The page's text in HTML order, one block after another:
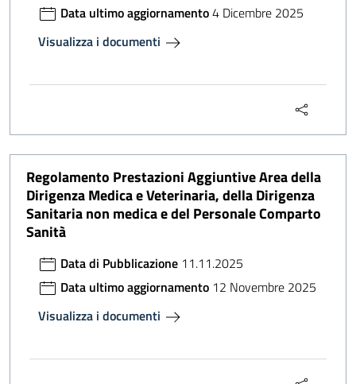
Data ultimo aggiornamento4 Dicembre 2025
Visualizza i documenti
Regolamento Prestazioni Aggiuntive Area della
Dirigenza Medica e Veterinaria, della Dirigenza
Sanitaria non medica e del Personale Comparto
Sanità
Data di Pubblicazione 11.11.2025
Data ultimo aggiornamento 12 Novembre 2025
Visualizza i documenti